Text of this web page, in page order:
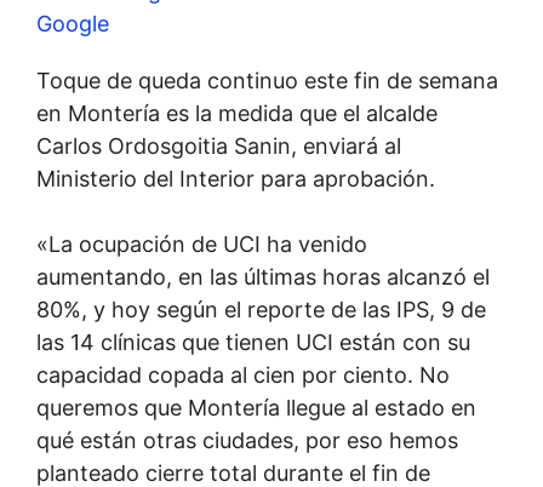
Google
Toque de queda continuo este fin de semana
en Montería es la medida que el alcalde
Carlos Ordosgoitia Sanin, enviará al
Ministerio del Interior para aprobación.
«La ocupación de UCI ha venido
aumentando, en las últimas horas alcanzó el
80%, y hoy según el reporte de las IPS, 9 de
las 14 clínicas que tienen UCI están con su
capacidad copada al cien por ciento. No
queremos que Montería llegue al estado en
qué están otras ciudades, por eso hemos
planteado cierre total durante el fin de